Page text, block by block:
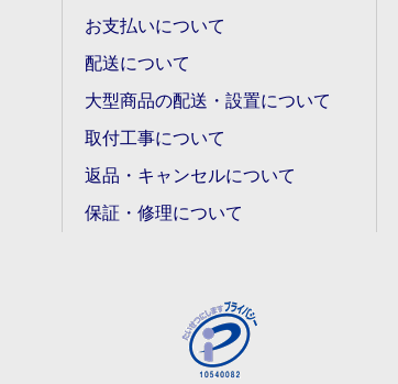
お支払いについて
配送について
大型商品の配送・設置について
取付工事について
返品・キャンセルについて
保証・修理について